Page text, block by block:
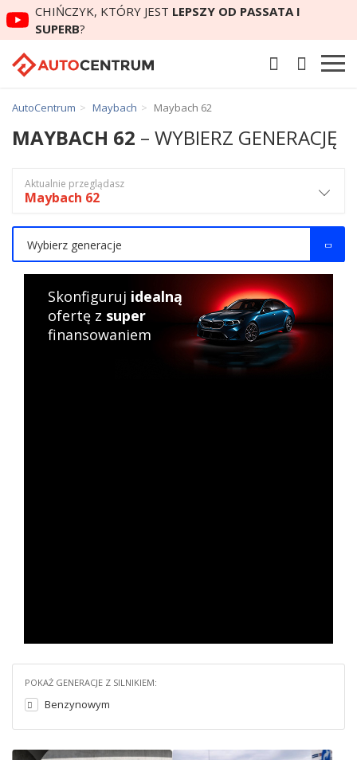
CHIŃCZYK, KTÓRY JEST LEPSZY OD PASSATA I
SUPERB?
AutoCentrum Maybach Maybach 62
POKAŻ GENERACJE Z SILNIKIEM:
Benzynowym
MAYBACH 62 – WYBIERZ GENERACJĘ
Aktualnie przeglądasz
Maybach 62
Wybierz generacje
Skonfiguruj idealną
ofertę z super
finansowaniem